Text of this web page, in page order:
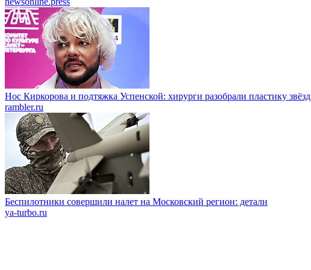
Нос Киркорова и подтяжка Успенской: хирурги разобрали пластику звёзд
rambler.ru
Беспилотники совершили налет на Московский регион: детали
ya-turbo.ru